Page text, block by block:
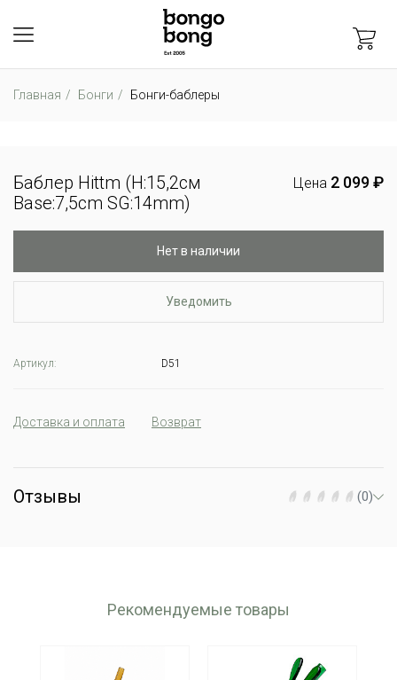
Главная Бонги Бонги-баблеры
Баблер Hittm (H:15,2см
Base:7,5cm SG:14mm)
Цена 2 099 ₽
Нет в наличии
Уведомить
Артикул: D51
Доставка и оплата Возврат
Отзывы (0)
Рекомендуемые товары